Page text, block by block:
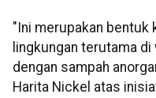
"Ini merupakan bentuk
lingkungan terutama
dengan sampah
Harita Nickel atas